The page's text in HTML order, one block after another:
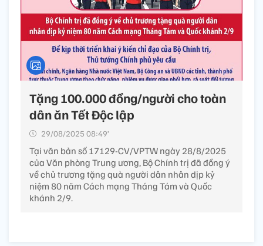
Tặng 100.000 đồng/người cho toàn
dân ăn Tết Độc lập
29/08/2025 08:49’
Tại văn bản số 17129-CV/VPTW ngày 28/8/2025
của Văn phòng Trung ương, Bộ Chính trị đã đồng ý
về chủ trương tặng quà người dân nhân dịp kỷ
niệm 80 năm Cách mạng Tháng Tám và Quốc
khánh 2/9.